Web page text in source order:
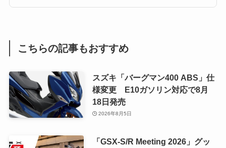
こちらの記事もおすすめ
スズキ「バーグマン400 ABS」仕
様変更 E10ガソリン対応で8月
18日発売
2026年8月5日
「GSX-S/R Meeting 2026」グッ